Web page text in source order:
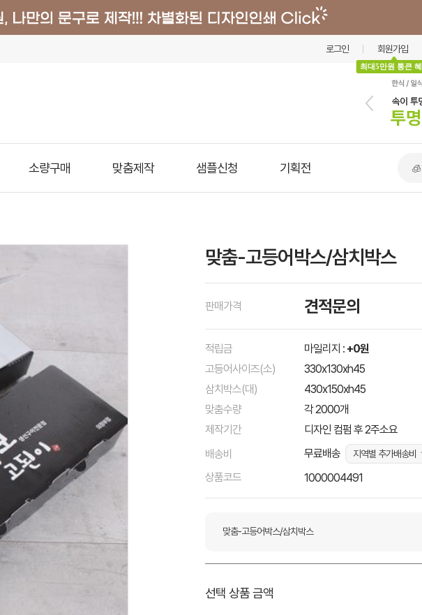
로그인 회원가입
최대5만원 통큰
소량구매 맞춤제작 샘플신청 기획전 🍲
맞춤-고등어박스/삼치박스
판매가격 견적문의
적립금 마일리지 : +0원
고등어사이즈(소)
330x130xh45
삼치박스(대)
430x150xh45
맞춤수량
각 2000개
제작기간
디자인 컴펌 후 2주소요
배송비
무료배송 지역별 추가배송비
상품코드 1000004491
맞춤-고등어박스/삼치박스
선택 상품 금액